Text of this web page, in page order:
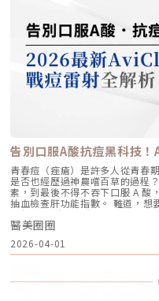
「由內而外」的重塑感，歡迎來
處方箋。「詳細內容請詳見辰美
個人體質而異） 值得一提的是，它不像音波拉提需要靠機器操作、產生熱
能導致術後紅腫，也不會像玻尿
「智慧型保養」，漸進式修復你
Profhilo不僅適合輕熟女族群，
人。尤其推薦給以下族群： 面
紋、輕微鬆弛，以及肌膚彈性下
乾燥、毛孔粗大、膚色不均或膚
的人。 追求自然效果者： 不希
的方式讓自己看起來更年輕、更
能量儀器等療程反應較大，或希
忙碌但仍想維持好氣色的族群非
建議以三次療程為一完整週期，
4至6個月後進行。必要時，醫師
強治療，以達到最佳效果。大部
膚保濕度提升與質感柔嫩。完整
度明顯改善，效果可維持數月，
關。針對肌膚老化較嚴重的患者
效符合期待。為何完成完整療程
成三次療程後，可促進皮膚彈力
約在施打後28天開始減少。儘
續約3個月左右。隨著時間流逝
低，肌膚質感可能回復至治療
胞活力下降，因此建議每3至4個
健康。一項針對40至65歲受試
憑藉經驗去推測深度，這就像是
1.1 精準醫療的「透視眼」最新
級版 DeepSEE® 即時影像技術
清螢幕清晰地看見病患當下的組
幅降低因能量落點錯誤導致的劇
保每一發熱凝結點都精確落在支
度：防止因貼合不全導致的表皮
「拉提」還是「緊緻」？很多客
通常會先進行細緻的觸診與影像
果診斷錯誤，治療效果就會大打
並給予不同的客製化建議：2.1
墜。這類問題的根源在於 SMAS
4.5mm 的聚焦能量，從地基進行
如果妳覺得臉部皮膚軟爛、毛孔
流失。此時我會建議以「無雙電
緻」，若能搭配美音二代
更全面。2.3 脂肪下移型（贅肉
塊肉，或是出現明顯的雙下巴。
脂肪組織產生的微熱效應來進行
三、 關於痛感與效果：二代真的
痛，是真的嗎？」這是許多客人
量輸出極為強悍扎實，對某些痛
Ultherapy Prime（美音二代）
大幅優化了「舒適度」。3.1 減
型與頻率，使熱能釋放更加穩
告別口服A酸抗痘黑科技
青春痘（痤瘡）是許多人從青春
是否也經歷過神農嚐百草的過程
素，到最後不得不吞下口服 A 酸
抽血檢查肝功能指數。 難道，想
代價嗎？ 隨著醫學美容科技的
全球首款獲得美國 FDA 認證，專
痘雷射 正式問世。它主打不需
1726nm 波長雷射，從根源「關
全面深入了解 AviClear 戰痘雷
節以及真實的術後效果，幫助
痘痘總是反覆發作？看懂萬惡之
前，我們必須先了解痘痘（痤
醫美圈圈
2026-04-01